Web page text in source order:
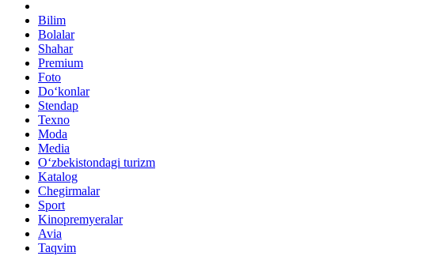
Bilim
Bolalar
Shahar
Premium
Foto
Do‘konlar
Stendap
Texno
Moda
Media
O‘zbekistondagi turizm
Katalog
Chegirmalar
Sport
Kinopremyeralar
Avia
Taqvim